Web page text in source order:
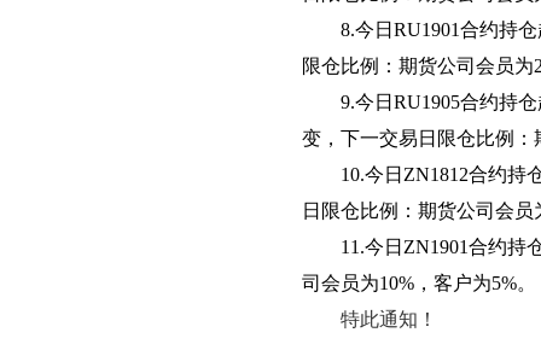
8.今日RU1901合约持
限仓比例：期货公司会员为
9.今日RU1905合约持
变 ，下一交易日限仓比例
10.今日ZN1812合约持
日限仓比例：期货公司会员
1 1 .今日ZN1901合约持
司会员为10%，客户为5%。
特此通知！